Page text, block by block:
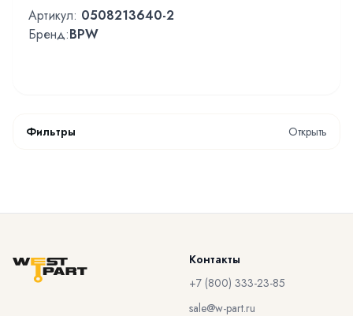
Артикул: 0508213640-2
Бренд:BPW
Фильтры Открыть
Контакты
+7 (800) 333-23-85
sale@w-part.ru